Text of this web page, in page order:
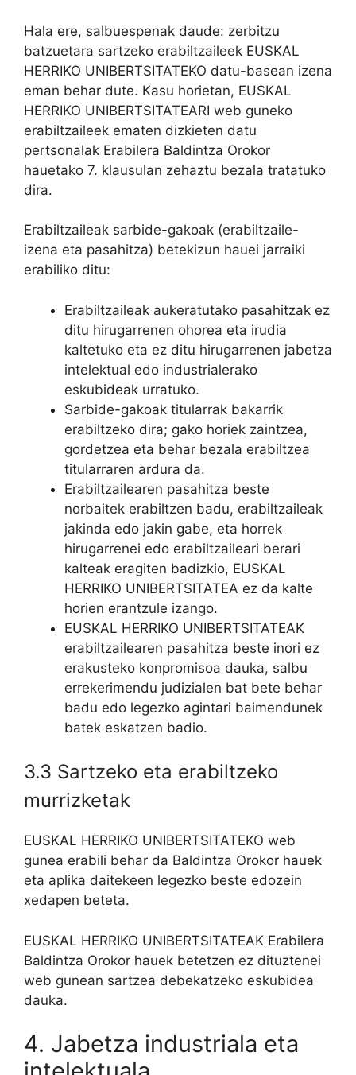
Hala ere, salbuespenak daude: zerbitzu
batzuetara sartzeko erabiltzaileek EUSKAL
HERRIKO UNIBERTSITATEKO datu-basean izena
eman behar dute. Kasu horietan, EUSKAL
HERRIKO UNIBERTSITATEARI web guneko
erabiltzaileek ematen dizkieten datu
pertsonalak Erabilera Baldintza Orokor
hauetako 7. klausulan zehaztu bezala tratatuko
dira.
Erabiltzaileak sarbide-gakoak (erabiltzaile-
izena eta pasahitza) betekizun hauei jarraiki
erabiliko ditu:
Erabiltzaileak aukeratutako pasahitzak ez
ditu hirugarrenen ohorea eta irudia
kaltetuko eta ez ditu hirugarrenen jabetza
intelektual edo industrialerako
eskubideak urratuko.
Sarbide-gakoak titularrak bakarrik
erabiltzeko dira; gako horiek zaintzea,
gordetzea eta behar bezala erabiltzea
titularraren ardura da.
Erabiltzailearen pasahitza beste
norbaitek erabiltzen badu, erabiltzaileak
jakinda edo jakin gabe, eta horrek
hirugarrenei edo erabiltzaileari berari
kalteak eragiten badizkio, EUSKAL
HERRIKO UNIBERTSITATEA ez da kalte
horien erantzule izango.
EUSKAL HERRIKO UNIBERTSITATEAK
erabiltzailearen pasahitza beste inori ez
erakusteko konpromisoa dauka, salbu
errekerimendu judizialen bat bete behar
badu edo legezko agintari baimendunek
batek eskatzen badio.
3.3 Sartzeko eta erabiltzeko
murrizketak
EUSKAL HERRIKO UNIBERTSITATEKO web
gunea erabili behar da Baldintza Orokor hauek
eta aplika daitekeen legezko beste edozein
xedapen beteta.
EUSKAL HERRIKO UNIBERTSITATEAK Erabilera
Baldintza Orokor hauek betetzen ez dituztenei
web gunean sartzea debekatzeko eskubidea
dauka.
4. Jabetza industriala eta